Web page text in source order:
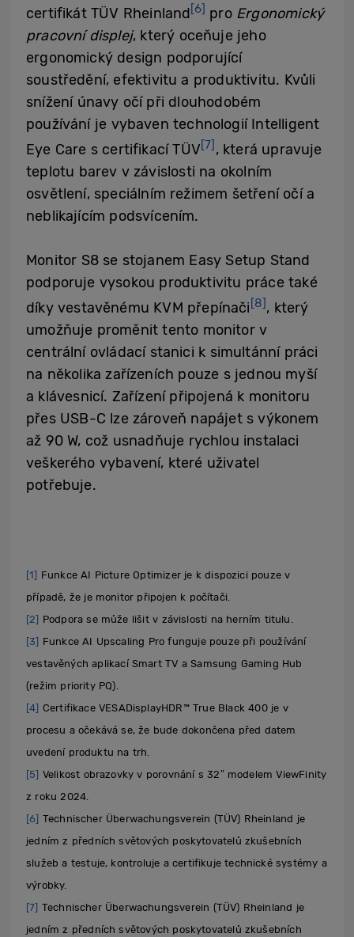
certifikát TÜV Rheinland[6] pro Ergonomický
pracovní displej, který oceňuje jeho
ergonomický design podporující
soustředění, efektivitu a produktivitu. Kvůli
snížení únavy očí při dlouhodobém
používání je vybaven technologií Intelligent
Eye Care s certifikací TÜV[7] , která upravuje
teplotu barev v závislosti na okolním
osvětlení, speciálním režimem šetření očí a
neblikajícím podsvícením.
Monitor S8 se stojanem Easy Setup Stand
podporuje vysokou produktivitu práce také
díky vestavěnému KVM přepínači [8], který
umožňuje proměnit tento monitor v
centrální ovládací stanici k simultánní práci
na několika zařízeních pouze s jednou myší
a klávesnicí. Zařízení připojená k monitoru
přes USB-C lze zároveň napájet s výkonem
až 90 W, což usnadňuje rychlou instalaci
veškerého vybavení, které uživatel
potřebuje.
[1] Funkce AI Picture Optimizer je k dispozici pouze v
případě, že je monitor připojen k počítači.
[2] Podpora se může lišit v závislosti na herním titulu.
[3] Funkce AI Upscaling Pro funguje pouze při používání
vestavěných aplikací Smart TV a Samsung Gaming Hub
(režim priority PQ).
[4] Certifikace VESADisplayHDR™ True Black 400 je v
procesu a očekává se, že bude dokončena před datem
uvedení produktu na trh.
[5] Velikost obrazovky v porovnání s 32″ modelem ViewFinity
z roku 2024.
[6] Technischer Überwachungsverein (TÜV) Rheinland je
jedním z předních světových poskytovatelů zkušebních
služeb a testuje, kontroluje a certifikuje technické systémy a
výrobky.
[7] Technischer Überwachungsverein (TÜV) Rheinland je
jedním z předních světových poskytovatelů zkušebních